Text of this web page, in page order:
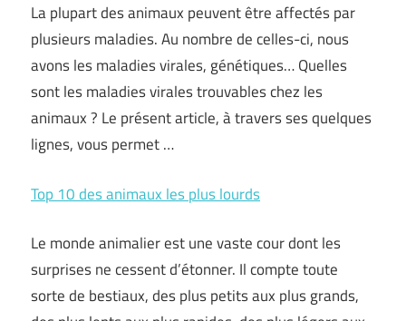
La plupart des animaux peuvent être affectés par
plusieurs maladies. Au nombre de celles-ci, nous
avons les maladies virales, génétiques… Quelles
sont les maladies virales trouvables chez les
animaux ? Le présent article, à travers ses quelques
lignes, vous permet …
Top 10 des animaux les plus lourds
Le monde animalier est une vaste cour dont les
surprises ne cessent d’étonner. Il compte toute
sorte de bestiaux, des plus petits aux plus grands,